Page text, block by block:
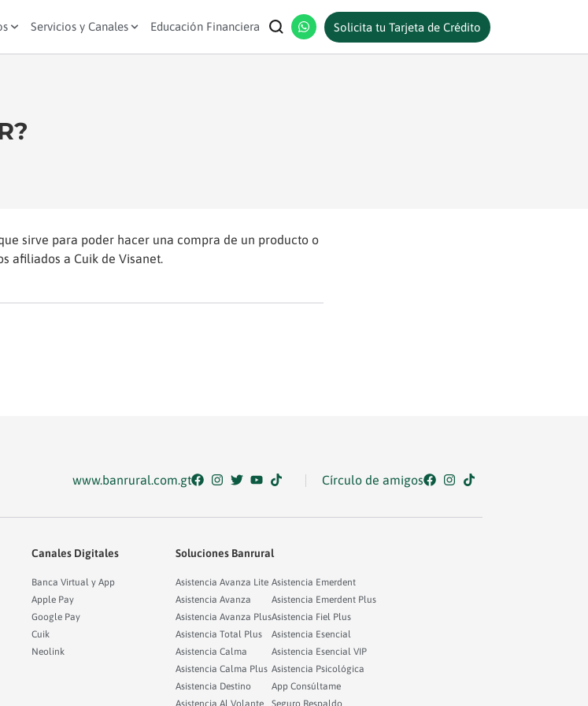
Servicios y Canales Educación Financiera Solicita tu Tarjeta de Crédito
sirve para poder hacer una compra de un producto o
afiliados a Cuik de Visanet.
www.banrural.com.gt Círculo de amigos
Canales Digitales
Banca Virtual y App
Apple Pay
Google Pay
Cuik
Neolink
Soluciones Banrural
Asistencia Avanza Lite
Asistencia Avanza
Asistencia Avanza Plus
Asistencia Total Plus
Asistencia Calma
Asistencia Calma Plus
Asistencia Destino
Asistencia Al Volante
Asistencia Emerdent
Asistencia Emerdent Plus
Asistencia Fiel Plus
Asistencia Esencial
Asistencia Esencial VIP
Asistencia Psicológica
App Consúltame
Seguro Respaldo